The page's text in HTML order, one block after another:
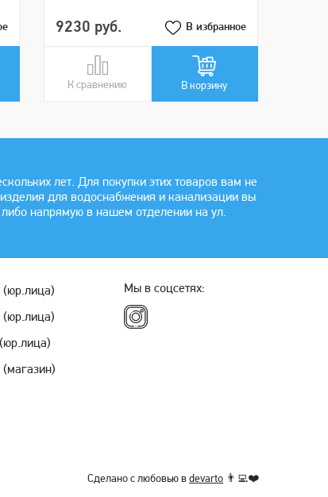
9230 руб. В избранное
К сравнению
В сравнении В корзину
лет. Для покупки этих товаров вам не
для водоснабжения и канализации вы
напрямую в нашем отделении на ул.
(юр.лица)
(юр.лица)
(юр.лица)
(магазин)
Мы в соцсетях:
Сделано с любовью в devarto 👨‍💻❤️